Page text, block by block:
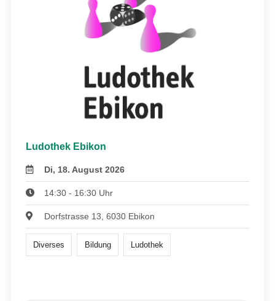
Ludothek Ebikon
Di, 18. August 2026
14:30 - 16:30 Uhr
Dorfstrasse 13, 6030 Ebikon
Diverses Bildung Ludothek